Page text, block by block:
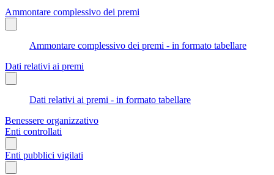
Ammontare complessivo dei premi
Ammontare complessivo dei premi - in formato tabellare
Dati relativi ai premi
Dati relativi ai premi - in formato tabellare
Benessere organizzativo
Enti controllati
Enti pubblici vigilati